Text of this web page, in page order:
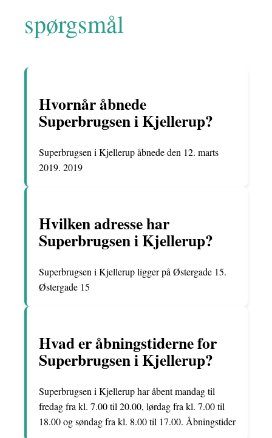
spørgsmål
Hvornår åbnede
Superbrugsen i Kjellerup?
Superbrugsen i Kjellerup åbnede den 12. marts
2019. 2019
Hvilken adresse har
Superbrugsen i Kjellerup?
Superbrugsen i Kjellerup ligger på Østergade 15.
Østergade 15
Hvad er åbningstiderne for
Superbrugsen i Kjellerup?
Superbrugsen i Kjellerup har åbent mandag til
fredag fra kl. 7.00 til 20.00, lørdag fra kl. 7.00 til
18.00 og søndag fra kl. 8.00 til 17.00. Åbningstider